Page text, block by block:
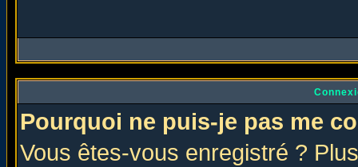
Pourquoi ne puis-je pas me
Vous êtes-vous enregistré ?